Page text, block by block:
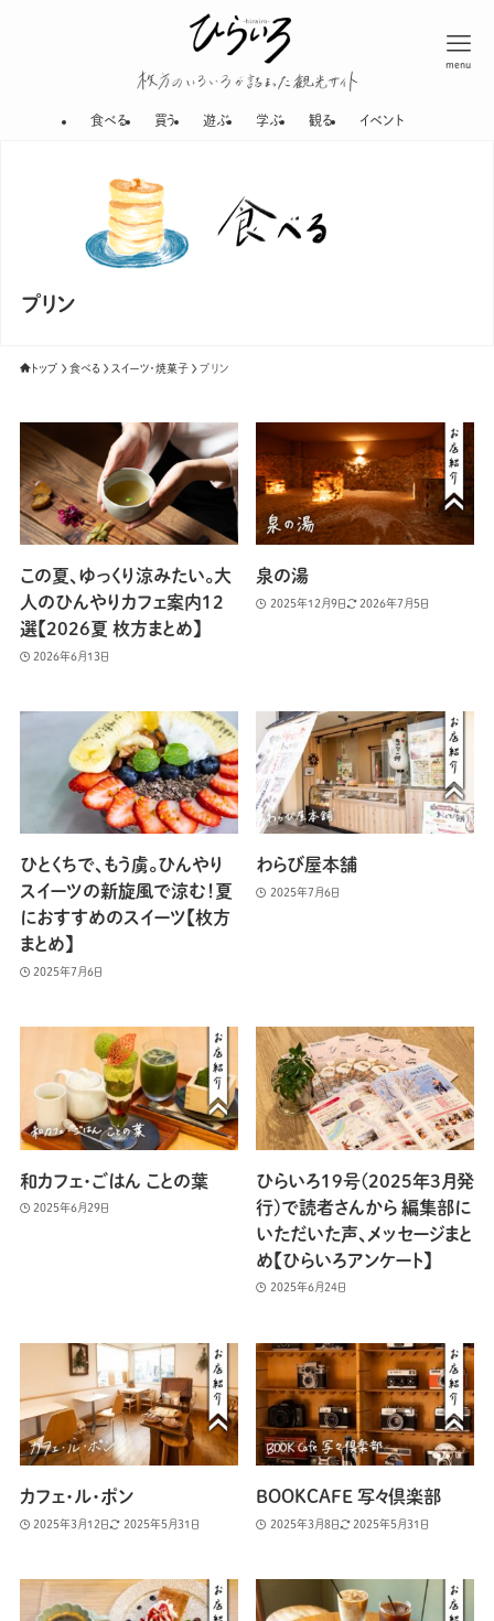
menu
食べる 買う 遊ぶ 学ぶ 観る イベント
プリン
トップ 食べる スイーツ・焼菓子 プリン
この夏、ゆっくり涼みたい。大
人のひんやりカフェ案内12
選【2026夏 枚方まとめ】
2026年6月13日
泉の湯
2025年12月9日 2026年7月5日
ひとくちで、もう虜。ひんやり
スイーツの新旋風で涼む！夏
におすすめのスイーツ【枚方
まとめ】
2025年7月6日
わらび屋本舗
2025年7月6日
和カフェ・ごはん ことの葉
2025年6月29日
ひらいろ19号(2025年3月発
行)で読者さんから 編集部に
いただいた声、メッセージまと
め【ひらいろアンケート】
2025年6月24日
カフェ・ル・ポン
2025年3月12日 2025年5月31日
BOOKCAFE 写々倶楽部
2025年3月8日 2025年5月31日